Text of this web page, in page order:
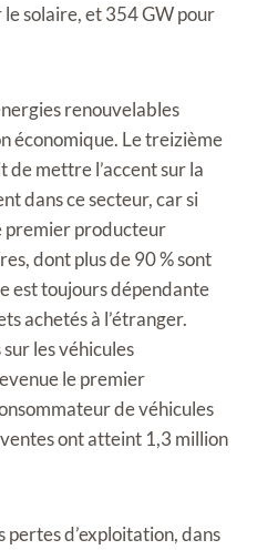
le solaire, et 354 GW pour
renouvelables
économique. Le treizième
mettre l’accent sur la
dans ce secteur, car si
premier producteur
dont plus de 90 % sont
est toujours dépendante
achetés à l’étranger.
sur les véhicules
le premier
de véhicules
ont atteint 1,3 million
pertes d’exploitation, dans